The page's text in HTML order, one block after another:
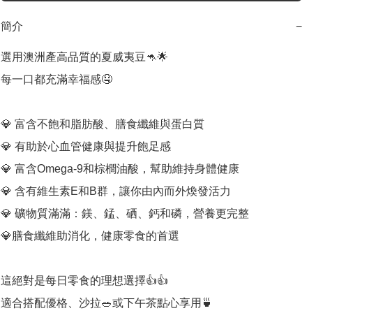
簡介 −
選用澳洲產高品質的夏威夷豆🦘🌟
每一口都充滿幸福感🤤
💎 富含不飽和脂肪酸、膳食纖維與蛋白質
💎 有助於心血管健康與提升飽足感
💎 富含Omega-9和棕櫚油酸，幫助維持身體健康
💎 含有維生素E和B群，讓你由內而外煥發活力
💎 礦物質滿滿：鎂、錳、硒、鈣和磷，營養更完整
💎膳食纖維助消化，健康零食的首選
這絕對是每日零食的理想選擇👍👍
適合搭配優格、沙拉🥗或下午茶點心享用🍵